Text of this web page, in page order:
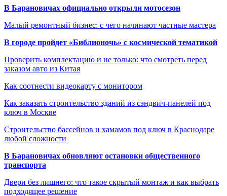
В Барановичах официально открыли мотосезон
Малый ремонтный бизнес: с чего начинают частные мастера
В городе пройдет «Библионочь» с космической тематикой
Проверить комплектацию и не только: что смотреть перед
заказом авто из Китая
Как соотнести видеокарту с монитором
Как заказать строительство зданий из сэндвич-панелей под
ключ в Москве
Строительство бассейнов и хамамов под ключ в Краснодаре
любой сложности
В Барановичах обновляют остановки общественного
транспорта
Двери без лишнего: что такое скрытый монтаж и как выбрать
подходящее решение